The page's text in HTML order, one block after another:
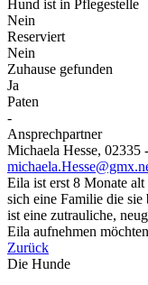
Hund ist in Pflegestelle
Nein
Reserviert
Nein
Zuhause gefunden
Ja
Paten
-
Ansprechpartner
Michaela Hesse, 02335
Eila ist erst 8 Monate
sich eine Familie die sie
ist eine zutrauliche,
Eila aufnehmen
Zurück
Die Hunde